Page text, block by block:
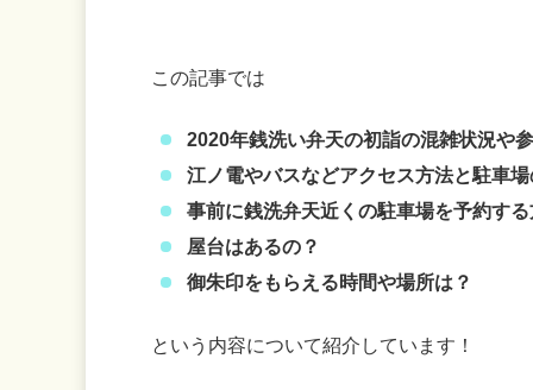
この記事では
2020年銭洗い弁天の初詣の混雑状況や
江ノ電やバスなどアクセス方法と駐車
事前に銭洗弁天近くの駐車場を予約する
屋台はあるの？
御朱印をもらえる時間や場所は？
という内容について紹介しています！